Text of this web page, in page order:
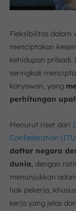
Fleksibilitas
menciptakan
kehidupan pribadi.
seringkali
karyawan, yang
perhitungan
Menurut riset dari
Confederation
daftar negara
dunia, dengan
menunjukkan
hak pekerja,
kerja yang jelas